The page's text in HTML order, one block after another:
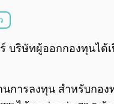
บริษัทผู้ออกกองทุนไ
การลงทุน สำหรับกอ